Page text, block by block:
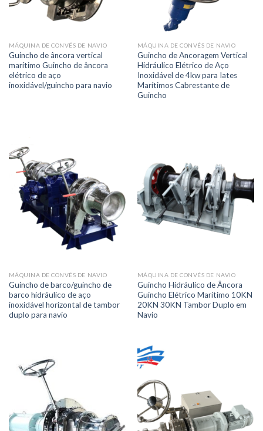
MÁQUINA DE CONVÉS DE NAVIO
Guincho de âncora vertical
marítimo Guincho de âncora
elétrico de aço
inoxidável/guincho para navio
MÁQUINA DE CONVÉS DE NAVIO
Guincho de Ancoragem Vertical
Hidráulico Elétrico de Aço
Inoxidável de 4kw para Iates
Marítimos Cabrestante de
Guincho
MÁQUINA DE CONVÉS DE NAVIO
Guincho de barco/guincho de
barco hidráulico de aço
inoxidável horizontal de tambor
duplo para navio
MÁQUINA DE CONVÉS DE NAVIO
Guincho Hidráulico de Âncora
Guincho Elétrico Marítimo 10KN
20KN 30KN Tambor Duplo em
Navio